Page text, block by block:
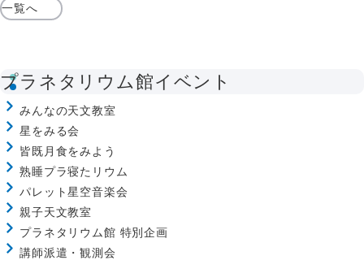
一覧へ
プラネタリウム館イベント
みんなの天文教室
星をみる会
皆既月食をみよう
熟睡プラ寝たリウム
パレット星空音楽会
親子天文教室
プラネタリウム館 特別企画
講師派遣・観測会